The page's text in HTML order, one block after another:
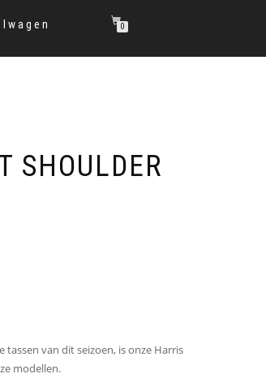
0
SHOULDER
van dit seizoen, is onze Harris
modellen.